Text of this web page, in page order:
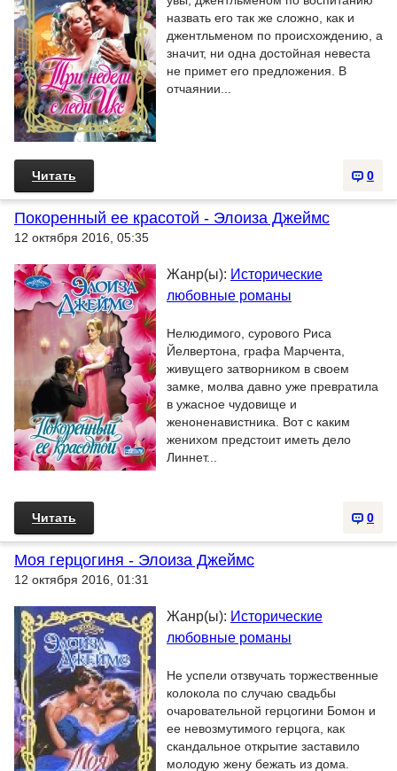
назвать его так же сложно, как и
джентльменом по происхождению, а
значит, ни одна достойная невеста
не примет его предложения. В
отчаянии...
0
Читать
Покоренный ее красотой - Элоиза Джеймс
12 октября 2016, 05:35
Жанр(ы): Исторические
любовные романы
Нелюдимого, сурового Риса
Йелвертона, графа Марчента,
живущего затворником в своем
замке, молва давно уже превратила
в ужасное чудовище и
женоненавистника. Вот с каким
женихом предстоит иметь дело
Линнет...
0
Читать
Моя герцогиня - Элоиза Джеймс
12 октября 2016, 01:31
Жанр(ы): Исторические
любовные романы
Не успели отзвучать торжественные
колокола по случаю свадьбы
очаровательной герцогини Бомон и
ее невозмутимого герцога, как
скандальное открытие заставило
молодую жену бежать из дома.